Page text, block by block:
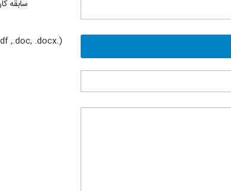
سابقه
(.pdf ,.doc, .docx) بیشترین حجم مجاز 1M